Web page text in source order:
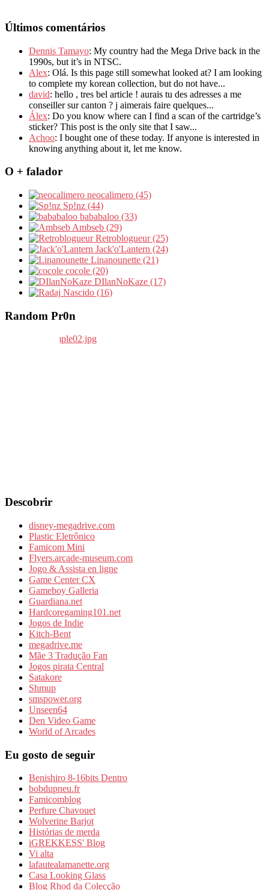
Últimos comentários
Dennis Tamayo: My country had the Mega Drive back in the
1990s, but it’s in NTSC.
Alex: Olá. Is this page still somewhat looked at? I am looking
to complete my korean collection, but do not have...
david: hello , tres bel article ! aurais tu des adresses a me
conseiller sur canton ? j aimerais faire quelques...
Álex: Do you know where can I find a scan of the cartridge’s
sticker? This post is the only site that I saw...
Achoo: I bought one of these today. If anyone is interested in
knowing anything about it, let me know.
O + falador
neocalimero (45)
Sp!nz (44)
bababaloo (33)
Ambseb (29)
Retroblogueur (25)
Jack'o'Lantern (24)
Linanounette (21)
cocole (20)
DIlanNoKaze (17)
Nascido (16)
Random Pr0n
Descobrir
disney-megadrive.com
Plastic Eletrônico
Famicom Mini
Flyers.arcade-museum.com
Jogo & Assista en ligne
Game Center CX
Gameboy Galleria
Guardiana.net
Hardcoregaming101.net
Jogos de Indie
Kitch-Bent
megadrive.me
Mãe 3 Tradução Fan
Jogos pirata Central
Satakore
Shmup
smspower.org
Unseen64
Den Video Game
World of Arcades
Eu gosto de seguir
Benishiro 8-16bits Dentro
bobdupneu.fr
Famicomblog
Perfure Chavouet
Wolverine Barjot
Histórias de merda
iGREKKESS' Blog
Vi alta
lafautealamanette.org
Casa Looking Glass
Blog Rhod da Colecção